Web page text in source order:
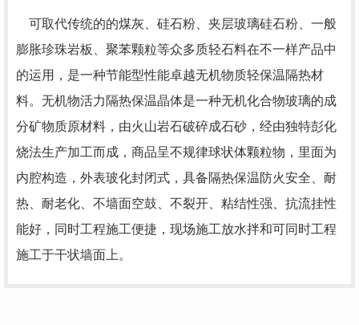
可取代传统的的煤灰、硅石粉、夹层玻璃硅石粉、一般
膨胀珍珠岩板、聚苯颗粒等众多质轻石料在不一样产品中
的运用，是一种节能型性能卓越无机物质轻保温隔热材
料。无机物活力隔热保温晶体是一种无机化合物玻璃的成
分矿物质原材料，由火山岩石破碎成石砂，经由独特彭化
烧法生产加工而成，商品呈不规律球状体颗粒物，里面为
内腔构造，外表玻化封闭式，具备隔热保温防火安全、耐
热、耐老化、不墙面空鼓、不裂开、粘结性强、抗流挂性
能好，同时工程施工便捷，现场施工放水拌和可同时工程
施工于干状墙面上。